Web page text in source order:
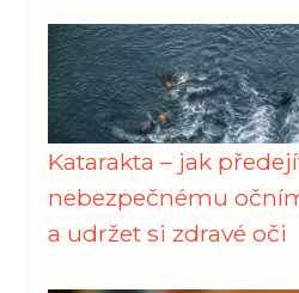
Katarakta – jak
nebezpečnému
a udržet si zdravé oči